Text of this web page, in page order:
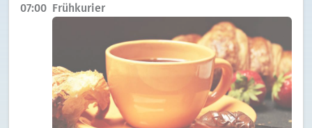
07:00 Frühkurier